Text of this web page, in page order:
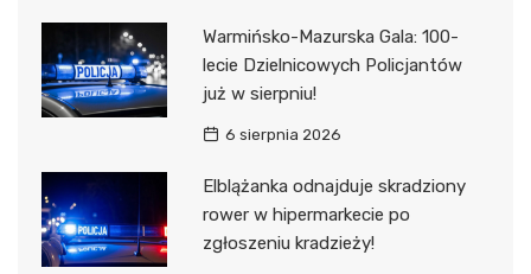
Warmińsko-Mazurska Gala: 100-
lecie Dzielnicowych Policjantów
już w sierpniu!
6 sierpnia 2026
Elblążanka odnajduje skradziony
rower w hipermarkecie po
zgłoszeniu kradzieży!